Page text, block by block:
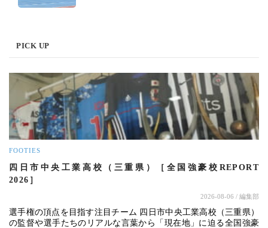
PICK UP
FOOTIES
四日市中央工業高校（三重県）［全国強豪校REPORT
2026］
2026-08-06 / 編集部
選手権の頂点を目指す注目チーム 四日市中央工業高校（三重県）
の監督や選手たちのリアルな言葉から「現在地」に迫る全国強豪